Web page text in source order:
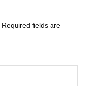
Required fields are